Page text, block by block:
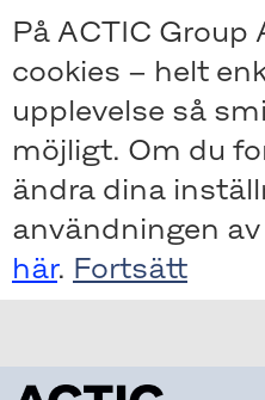
Skip
to
main
content
Skip
to
main
content
På ACTIC Group
cookies – helt
upplevelse så
möjligt. Om du
ändra dina
användningen
här.